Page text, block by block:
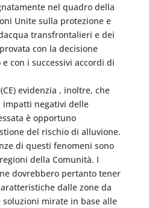
nel quadro della
Unite sulla protezione e
transfrontalieri e dei
con la decisione
con i successivi accordi di
evidenzia , inoltre, che
negativi delle
è opportuno
del rischio di alluvione.
di questi fenomeni sono
della Comunità. I
dovrebbero pertanto tener
dalle zone da
mirate in base alle